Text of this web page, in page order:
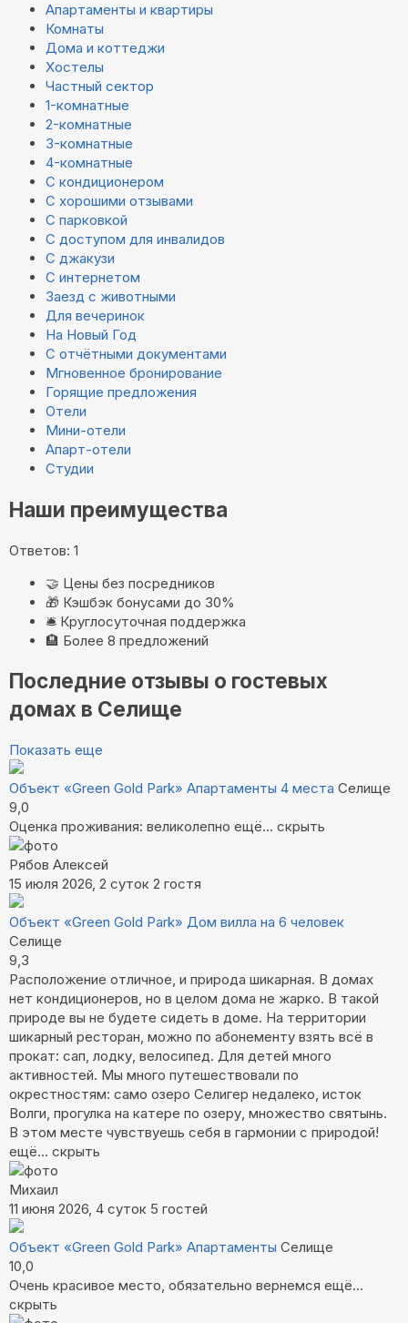
Апартаменты и квартиры
Комнаты
Дома и коттеджи
Хостелы
Частный сектор
1-комнатные
2-комнатные
3-комнатные
4-комнатные
С кондиционером
С хорошими отзывами
С парковкой
С доступом для инвалидов
С джакузи
С интернетом
Заезд с животными
Для вечеринок
На Новый Год
С отчётными документами
Мгновенное бронирование
Горящие предложения
Отели
Мини-отели
Апарт-отели
Студии
Наши преимущества
Ответов: 1
🤝 Цены без посредников
🎁 Кэшбэк бонусами до 30%
🛎️ Круглосуточная поддержка
🏨 Более 8 предложений
Последние отзывы о гостевых
домах в Селище
Показать еще
Объект «Green Gold Park» Апартаменты 4 места Селище
9,0
Оценка проживания: великолепно ещё... скрыть
Рябов Алексей
15 июля 2026, 2 суток 2 гостя
Объект «Green Gold Park» Дом вилла на 6 человек
Селище
9,3
Расположение отличное, и природа шикарная. В домах
нет кондиционеров, но в целом дома не жарко. В такой
природе вы не будете сидеть в доме. На территории
шикарный ресторан, можно по абонементу взять всё в
прокат: сап, лодку, велосипед. Для детей много
активностей. Мы много путешествовали по
окрестностям: само озеро Селигер недалеко, исток
Волги, прогулка на катере по озеру, множество святынь.
В этом месте чувствуешь себя в гармонии с природой!
ещё... скрыть
Михаил
11 июня 2026, 4 суток 5 гостей
Объект «Green Gold Park» Апартаменты Селище
10,0
Очень красивое место, обязательно вернемся ещё...
скрыть